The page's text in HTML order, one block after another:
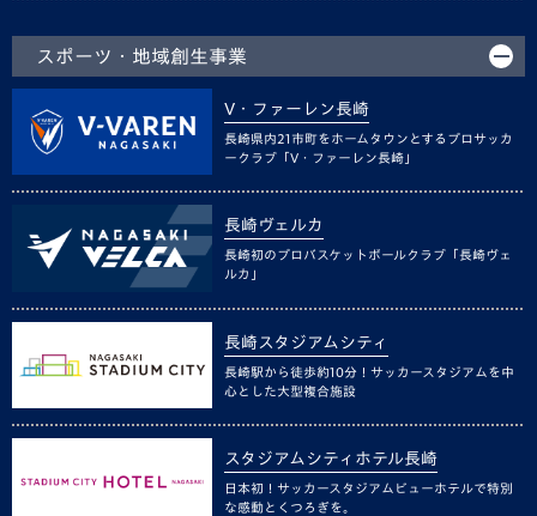
スポーツ・地域創生事業
V・ファーレン長崎
長崎県内21市町をホームタウンとするプロサッカ
ークラブ「V・ファーレン長崎」
長崎ヴェルカ
長崎初のプロバスケットボールクラブ「長崎ヴェ
ルカ」
長崎スタジアムシティ
長崎駅から徒歩約10分！サッカースタジアムを中
心とした大型複合施設
スタジアムシティホテル長崎
日本初！サッカースタジアムビューホテルで特別
な感動とくつろぎを。